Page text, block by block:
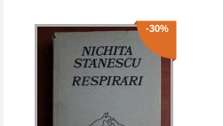
-30%